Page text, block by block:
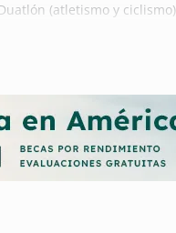
(atletismo y
y ayudas para que
Triatlón (FETRI),